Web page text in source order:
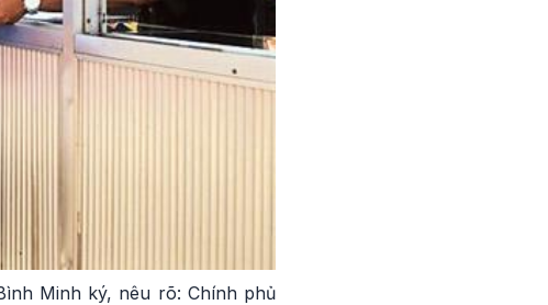
Minh ký, nêu rõ: Chính phủ